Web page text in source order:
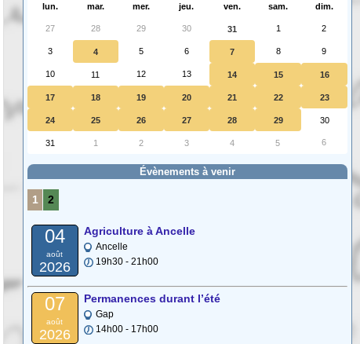
lun. mar. mer. jeu. ven. sam. dim.
27 28 29 30 31 1 2
3 4 5 6 7 8 9
10 11 12 13 14 15 16
17 18 19 20 21 22 23
24 25 26 27 28 29 30
31 1 2 3 4 5 6
Évènements à venir
1 2
04
août
2026
Agriculture à Ancelle
Ancelle
19h30 - 21h00
07
août
2026
Permanences durant l’été
Gap
14h00 - 17h00